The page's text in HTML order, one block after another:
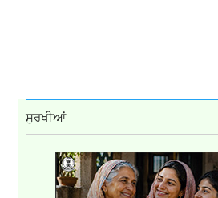
ਸੁਰਖੀਆਂ